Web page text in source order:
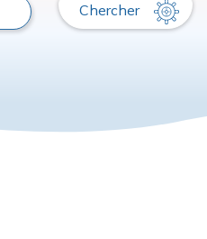
Chercher